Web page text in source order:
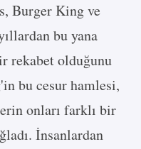
Burger King ve
bu yana
rekabet olduğunu
bu cesur hamlesi,
onları farklı bir
İnsanlardan